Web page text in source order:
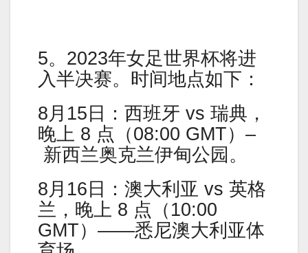
5。2023年女足世界杯将进
入半决赛。时间地点如下：
8月15日：西班牙 vs 瑞典，
晚上 8 点（08:00 GMT）–
新西兰奥克兰伊甸公园。
8月16日：澳大利亚 vs 英格
兰，晚上 8 点（10:00
GMT）——悉尼澳大利亚体